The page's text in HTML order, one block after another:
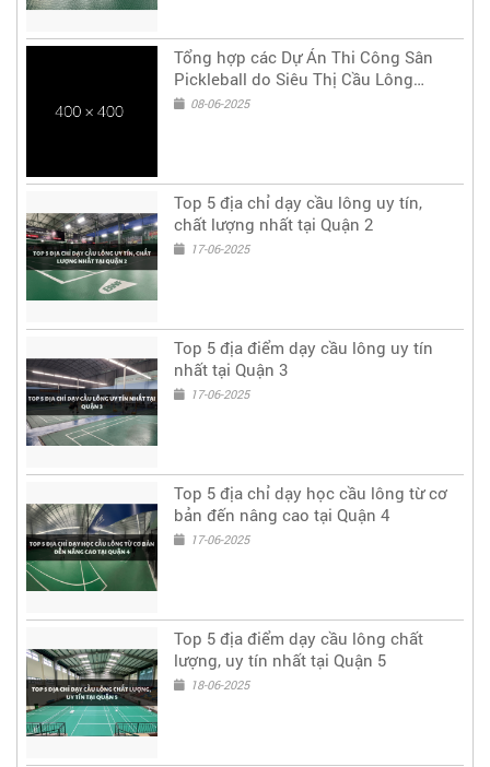
Tổng hợp các Dự Án Thi Công Sân
Pickleball do Siêu Thị Cầu Lông
thực hiện
08-06-2025
Top 5 địa chỉ dạy cầu lông uy tín,
chất lượng nhất tại Quận 2
17-06-2025
Top 5 địa điểm dạy cầu lông uy tín
nhất tại Quận 3
17-06-2025
Top 5 địa chỉ dạy học cầu lông từ cơ
bản đến nâng cao tại Quận 4
17-06-2025
Top 5 địa điểm dạy cầu lông chất
lượng, uy tín nhất tại Quận 5
18-06-2025